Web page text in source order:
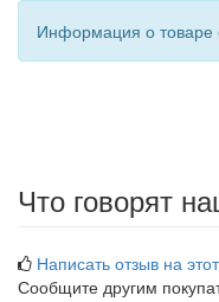
Информация о товаре
Что говорят
Написать отзыв на
Сообщите другим